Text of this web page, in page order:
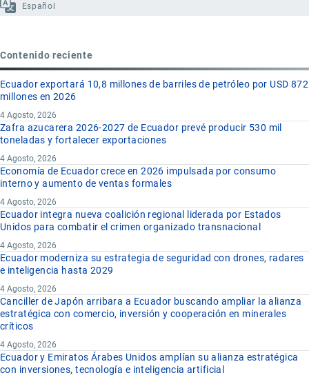
Español
Contenido reciente
Ecuador exportará 10,8 millones de barriles de petróleo por USD 872
millones en 2026
4 Agosto, 2026
Zafra azucarera 2026-2027 de Ecuador prevé producir 530 mil
toneladas y fortalecer exportaciones
4 Agosto, 2026
Economía de Ecuador crece en 2026 impulsada por consumo
interno y aumento de ventas formales
4 Agosto, 2026
Ecuador integra nueva coalición regional liderada por Estados
Unidos para combatir el crimen organizado transnacional
4 Agosto, 2026
Ecuador moderniza su estrategia de seguridad con drones, radares
e inteligencia hasta 2029
4 Agosto, 2026
Canciller de Japón arribara a Ecuador buscando ampliar la alianza
estratégica con comercio, inversión y cooperación en minerales
críticos
4 Agosto, 2026
Ecuador y Emiratos Árabes Unidos amplían su alianza estratégica
con inversiones, tecnología e inteligencia artificial